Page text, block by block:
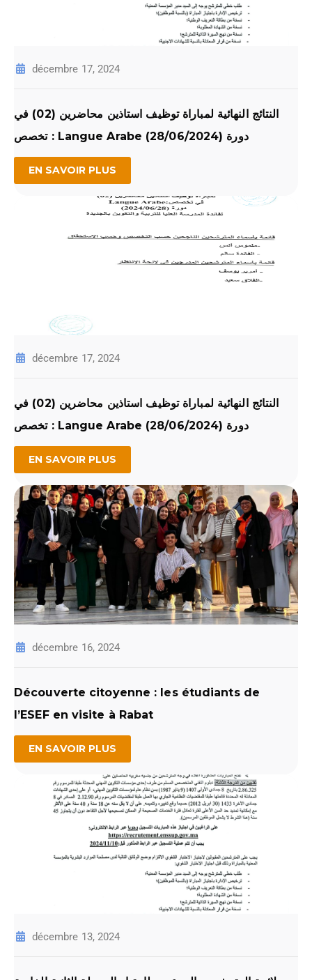
décembre 17, 2024
النتائج النهائية لمباراة توظيف استاذين محاضرين (02) في
تخصص : Langue Arabe دورة (28/06/2024)
EN SAVOIR PLUS
décembre 17, 2024
النتائج النهائية لمباراة توظيف استاذين محاضرين (02) في
تخصص : Langue Arabe دورة (28/06/2024)
EN SAVOIR PLUS
décembre 16, 2024
Découverte citoyenne : les étudiants de
l’ESEF en visite à Rabat
EN SAVOIR PLUS
décembre 13, 2024